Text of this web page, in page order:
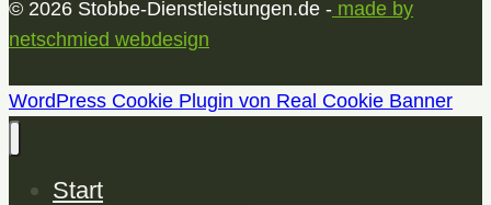
© 2026 Stobbe-Dienstleistungen.de - made by
netschmied webdesign
WordPress Cookie Plugin von Real Cookie Banner
Start